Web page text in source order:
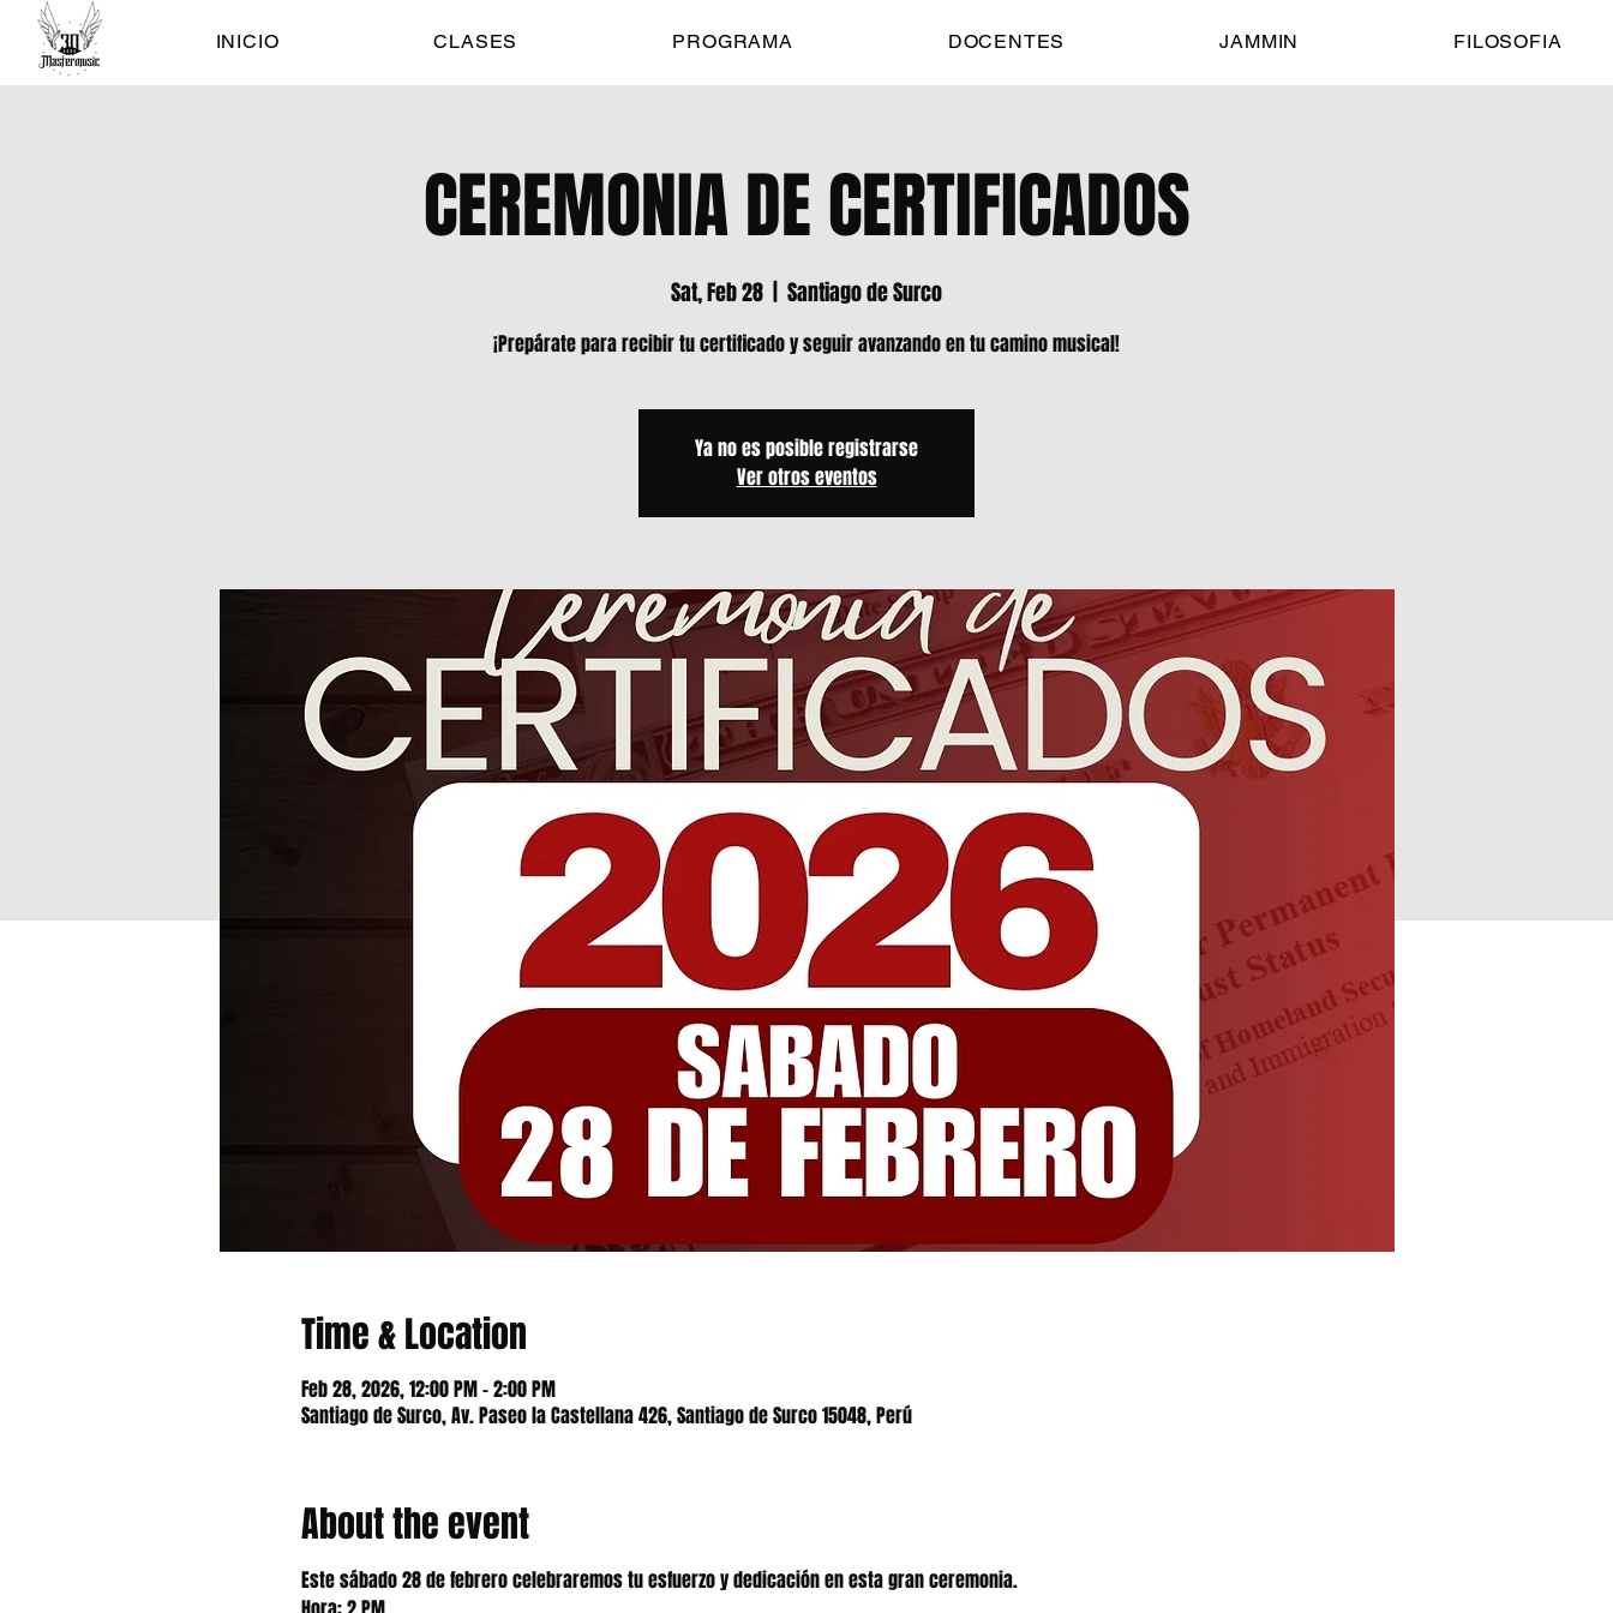
INICIO CLASES PROGRAMA DOCENTES JAMMIN FILOSOFIA
CEREMONIA DE CERTIFICADOS
Sat, Feb 28 Santiago de Surco
¡Prepárate para recibir tu certificado y seguir avanzando en tu camino musical!
Ya no es posible registrarse
Ver otros eventos
Time & Location
Feb 28, 2026, 12:00 PM – 2:00 PM
Santiago de Surco, Av. Paseo la Castellana 426, Santiago de Surco 15048, Perú
About the event
Este sábado 28 de febrero celebraremos tu esfuerzo y dedicación en esta gran ceremonia.